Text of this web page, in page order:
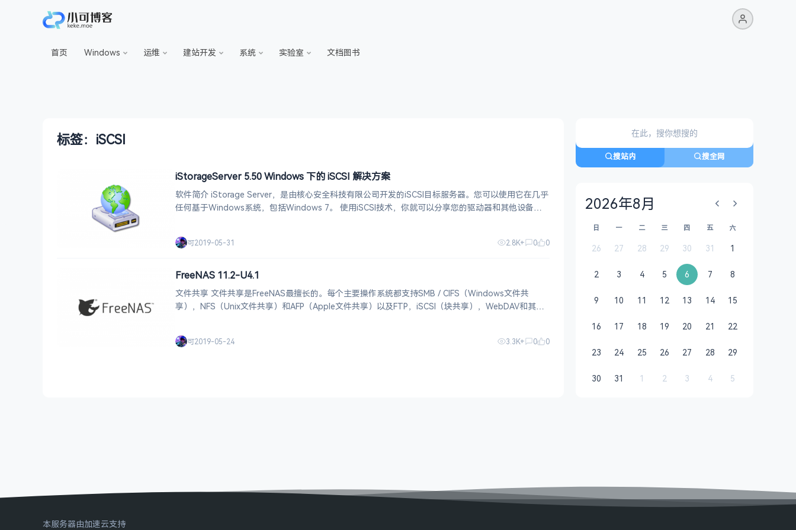
首页 Windows 运维 建站开发 系统 实验室 文档图书
标签：iSCSI
iStorageServer 5.50 Windows 下的 iSCSI 解决方案
软件简介 iStorage Server，是由核心安全科技有限公司开发的iSCSI目标服务器。您可以使用它在几乎
任何基于Windows系统，包括Windows 7。 使用iSCSI技术，你就可以分享您的驱动器和其他设备与
可2019-05-31 2.8K+ 0 0
FreeNAS 11.2-U4.1
文件共享 文件共享是FreeNAS最擅长的。每个主要操作系统都支持SMB / CIFS（Windows文件共
享），NFS（Unix文件共享）和AFP（Apple文件共享）以及FTP，iSCSI（块共享），WebDAV和其他
可2019-05-24 3.3K+ 0 0
搜站内 搜全网
2026年8月
日 一 二 三 四 五 六
26 27 28 29 30 31 1
2 3 4 5 6 7 8
9 10 11 12 13 14 15
16 17 18 19 20 21 22
23 24 25 26 27 28 29
30 31 1 2 3 4 5
本服务器由加速云支持